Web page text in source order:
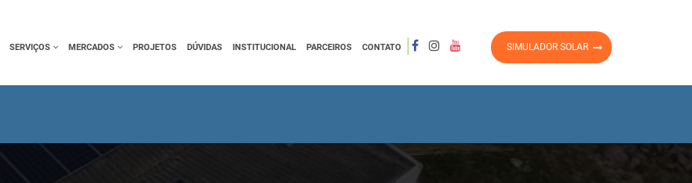
SERVIÇOS MERCADOS PROJETOS DÚVIDAS INSTITUCIONAL PARCEIROS CONTATO SIMULADOR SOLAR